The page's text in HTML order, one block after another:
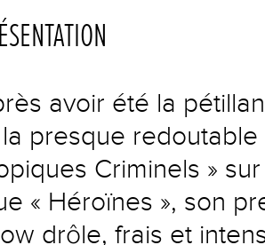
avoir été la
presque redoutable
Criminels »
« Héroïnes », son
drôle, frais et